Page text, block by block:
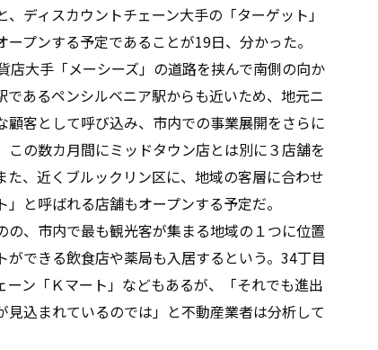
ディスカウントチェーン大手の「ターゲット」
プンする予定であることが19日、分かった。
大手「メーシーズ」の道路を挟んで南側の向か
あるペンシルベニア駅からも近いため、地元ニ
客として呼び込み、市内での事業展開をさらに
の数カ月間にミッドタウン店とは別に３店舗を
、近くブルックリン区に、地域の客層に合わせ
と呼ばれる店舗もオープンする予定だ。
、市内で最も観光客が集まる地域の１つに位置
できる飲食店や薬局も入居するという。34丁目
ン「Ｋマート」などもあるが、「それでも進出
込まれているのでは」と不動産業者は分析して